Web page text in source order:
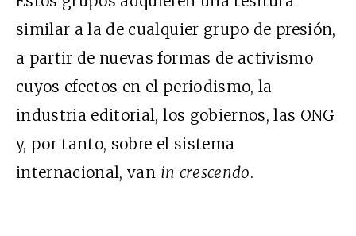
similar a la de cualquier grupo de presión,
a partir de nuevas formas de activismo
cuyos efectos en el periodismo, la
industria editorial, los gobiernos, las ONG
y, por tanto, sobre el sistema
internacional, van in crescendo.